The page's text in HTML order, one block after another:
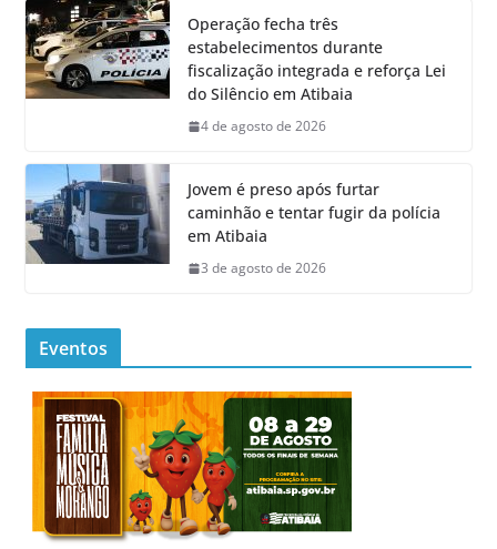
Operação fecha três
estabelecimentos durante
fiscalização integrada e reforça Lei
do Silêncio em Atibaia
4 de agosto de 2026
Jovem é preso após furtar
caminhão e tentar fugir da polícia
em Atibaia
3 de agosto de 2026
Eventos